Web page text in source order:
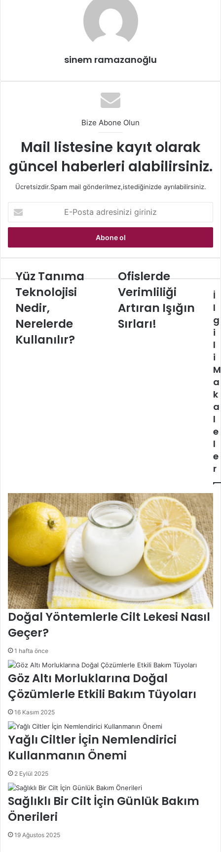
sinem ramazanoğlu
Bize Abone Olun
Mail listesine kayıt olarak
güncel haberleri alabilirsiniz.
Ücretsizdir.Spam mail gönderilmez,istediğinizde ayrılabilirsiniz.
Posta
adresinizi
Yüz
Teknolojisi
Nedir,
Nerelerde
Kullanılır?
Yüz Tanıma
Teknolojisi
Nedir,
Nerelerde
Kullanılır?
Ofislerde
Artıran
Işığın
Sırları!
Ofislerde
Verimliliği
Artıran Işığın
Sırları!
İ
l
g
i
l
i
M
a
k
a
l
e
l
e
r
Doğal Yöntemlerle Cilt Lekesi Nasıl
Geçer?
1 hafta önce
Göz Altı Morluklarına Doğal
Çözümlerle Etkili Bakım Tüyoları
16 Kasım 2025
Yağlı Ciltler İçin Nemlendirici
Kullanmanın Önemi
2 Eylül 2025
Sağlıklı Bir Cilt İçin Günlük Bakım
Önerileri
19 Ağustos 2025